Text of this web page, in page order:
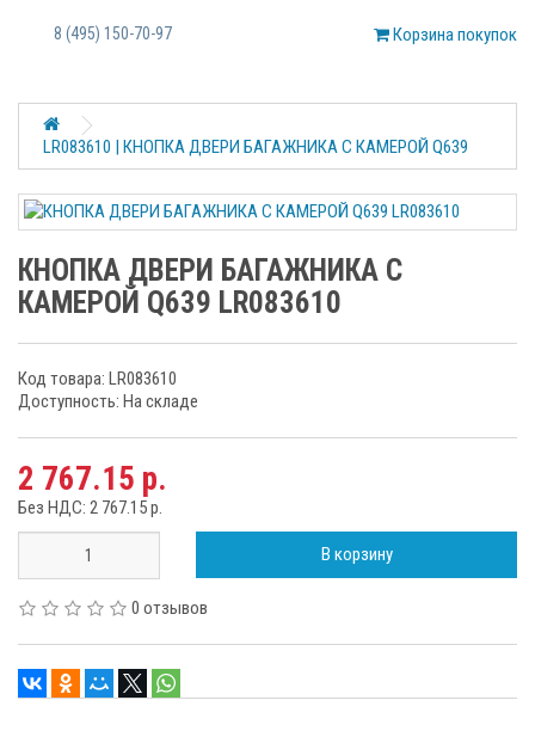
8 (495) 150-70-97 Корзина покупок
LR083610 | КНОПКА ДВЕРИ БАГАЖНИКА С КАМЕРОЙ Q639
КНОПКА ДВЕРИ БАГАЖНИКА С
КАМЕРОЙ Q639 LR083610
Код товара: LR083610
Доступность: На складе
2 767.15 р.
Без НДС: 2 767.15 р.
В корзину
0 отзывов